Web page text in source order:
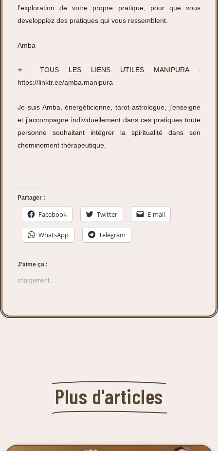
l’exploration de votre propre pratique, pour que vous
developpiez des pratiques qui vous ressemblent.
Amba
⭐️ TOUS LES LIENS UTILES MANIPURA :
https://linktr.ee/amba.manipura
Je suis Amba, énergéticienne, tarot-astrologue, j’enseigne
et j’accompagne individuellement dans ces pratiques toute
personne souhaitant intégrer la spiritualité dans son
cheminement thérapeutique.
Partager :
Facebook Twitter E-mail
WhatsApp Telegram
J’aime ça :
chargement…
Plus d'articles